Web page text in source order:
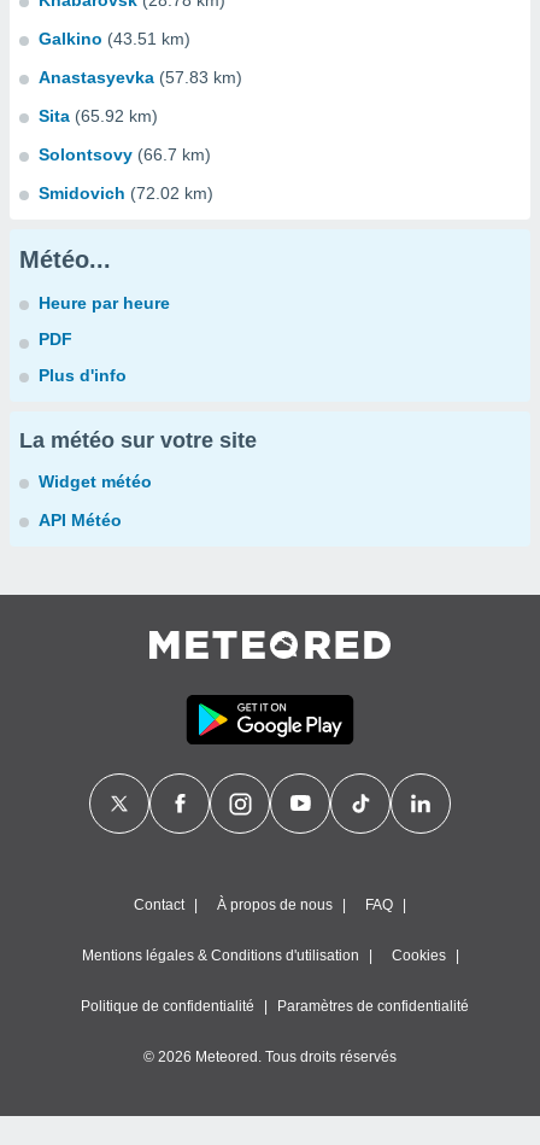
Galkino (43.51 km)
Anastasyevka (57.83 km)
Sita (65.92 km)
Solontsovy (66.7 km)
Smidovich (72.02 km)
Météo...
Heure par heure
PDF
Plus d'info
La météo sur votre site
Widget météo
API Météo
Contact À propos de nous FAQ
Mentions légales & Conditions d'utilisation Cookies
Politique de confidentialité Paramètres de confidentialité
© 2026 Meteored. Tous droits réservés